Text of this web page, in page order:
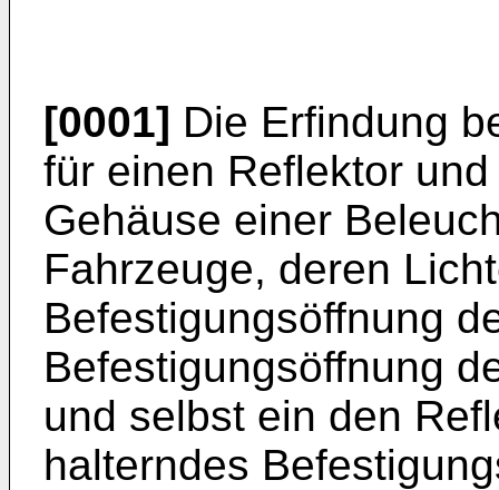
[0001] Die Erfindung
für einen Reflektor
Gehäuse einer
Fahrzeuge, deren
Befestigungsöffnung
Befestigungsöffnung
und selbst ein den
halterndes